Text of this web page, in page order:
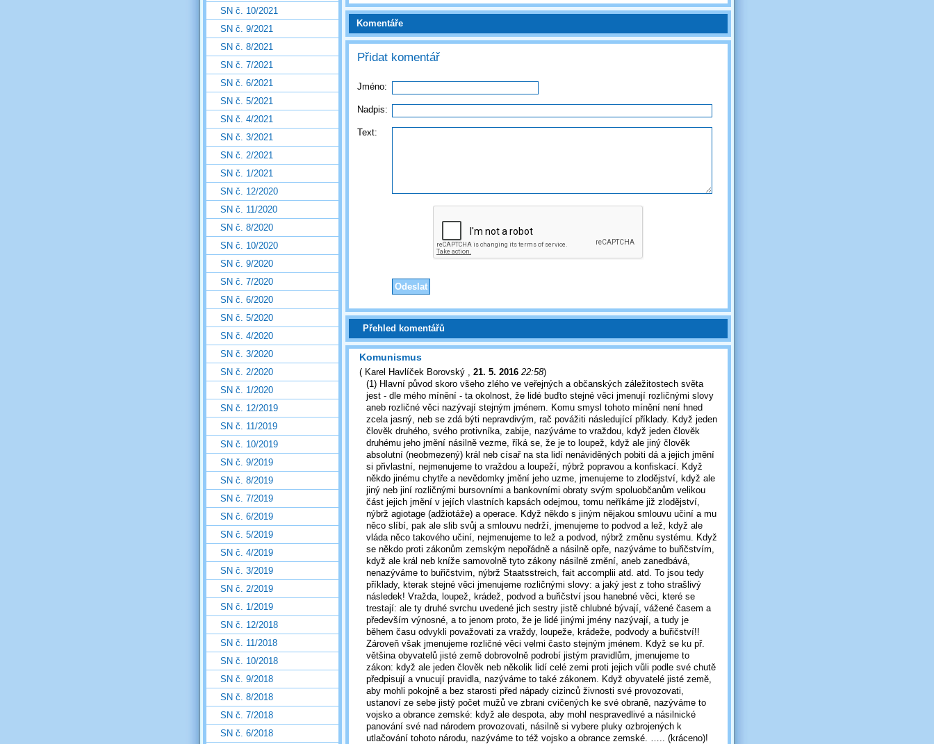
Komentáře
Přidat komentář
Jméno:
Nadpis:
Text:
Přehled komentářů
Komunismus
( Karel Havlíček Borovský 21. 5. 2016 22:58)
(1) Hlavní původ skoro všeho zlého ve veřejných a občanských záležitostech světa
jest - dle mého mínění - ta okolnost, že lidé buďto stejné věci jmenují rozličnými slovy
aneb rozličné věci nazývají stejným jménem. Komu smysl tohoto mínění není hned
zcela jasný, neb se zdá býti nepravdivým, rač povážiti následující příklady. Když jeden
člověk druhého, svého protivníka, zabije, nazýváme to vraždou, když jeden člověk
druhému jeho jmění násilně vezme, říká se, že je to loupež, když ale jiný člověk
absolutní (neobmezený) král neb císař na sta lidí nenáviděných pobiti dá a jejich jmění
si přivlastní, nejmenujeme to vraždou a loupeží, nýbrž popravou a konfiskací. Když
někdo jinému chytře a nevědomky jmění jeho uzme, jmenujeme to zlodějství, když ale
jiný neb jiní rozličnými bursovními a bankovními obraty svým spoluobčanům velikou
část jejich jmění v jejích vlastních kapsách odejmou, tomu neříkáme již zlodějství,
nýbrž agiotage (adžiotáže) a operace. Když někdo s jiným nějakou smlouvu učiní a mu
něco slíbí, pak ale slib svůj a smlouvu nedrží, jmenujeme to podvod a lež, když ale
vláda něco takového učiní, nejmenujeme to lež a podvod, nýbrž změnu systému. Když
se někdo proti zákonům zemským nepořádně a násilně opře, nazýváme to buřičstvím,
když ale král neb kníže samovolně tyto zákony násilně změní, aneb zanedbává,
nenazýváme to buřičstvim, nýbrž Staatsstreich, fait accomplii atd. atd. To jsou tedy
příklady, kterak stejné věci jmenujeme rozličnými slovy: a jaký jest z toho strašlivý
následek! Vražda, loupež, krádež, podvod a buřičství jsou hanebné věci, které se
trestají: ale ty druhé svrchu uvedené jich sestry jistě chlubné bývají, vážené časem a
především výnosné, a to jenom proto, že je lidé jinými jmény nazývají, a tudy je
během času odvykli považovati za vraždy, loupeže, krádeže, podvody a buřičství!!
Zároveň však jmenujeme rozličné věci velmi často stejným jménem. Když se ku př.
většina obyvatelů jisté země dobrovolně podrobí jistým pravidlům, jmenujeme to
zákon: když ale jeden člověk neb několik lidí celé zemi proti jejich vůli podle své chutě
předpisují a vnucují pravidla, nazýváme to také zákonem. Když obyvatelé jisté země,
aby mohli pokojně a bez starosti před nápady cizinců živnosti své provozovati,
ustanoví ze sebe jistý počet mužů ve zbrani cvičených ke své obraně, nazýváme to
vojsko a obrance zemské: když ale despota, aby mohl nespravedlivé a násilnické
panování své nad národem provozovati, násilně si vybere pluky ozbrojených k
utlačování tohoto národu, nazýváme to též vojsko a obrance zemské. ….. (kráceno)!
SN č. 10/2021
SN č. 9/2021
SN č. 8/2021
SN č. 7/2021
SN č. 6/2021
SN č. 5/2021
SN č. 4/2021
SN č. 3/2021
SN č. 2/2021
SN č. 1/2021
SN č. 12/2020
SN č. 11/2020
SN č. 8/2020
SN č. 10/2020
SN č. 9/2020
SN č. 7/2020
SN č. 6/2020
SN č. 5/2020
SN č. 4/2020
SN č. 3/2020
SN č. 2/2020
SN č. 1/2020
SN č. 12/2019
SN č. 11/2019
SN č. 10/2019
SN č. 9/2019
SN č. 8/2019
SN č. 7/2019
SN č. 6/2019
SN č. 5/2019
SN č. 4/2019
SN č. 3/2019
SN č. 2/2019
SN č. 1/2019
SN č. 12/2018
SN č. 11/2018
SN č. 10/2018
SN č. 9/2018
SN č. 8/2018
SN č. 7/2018
SN č. 6/2018